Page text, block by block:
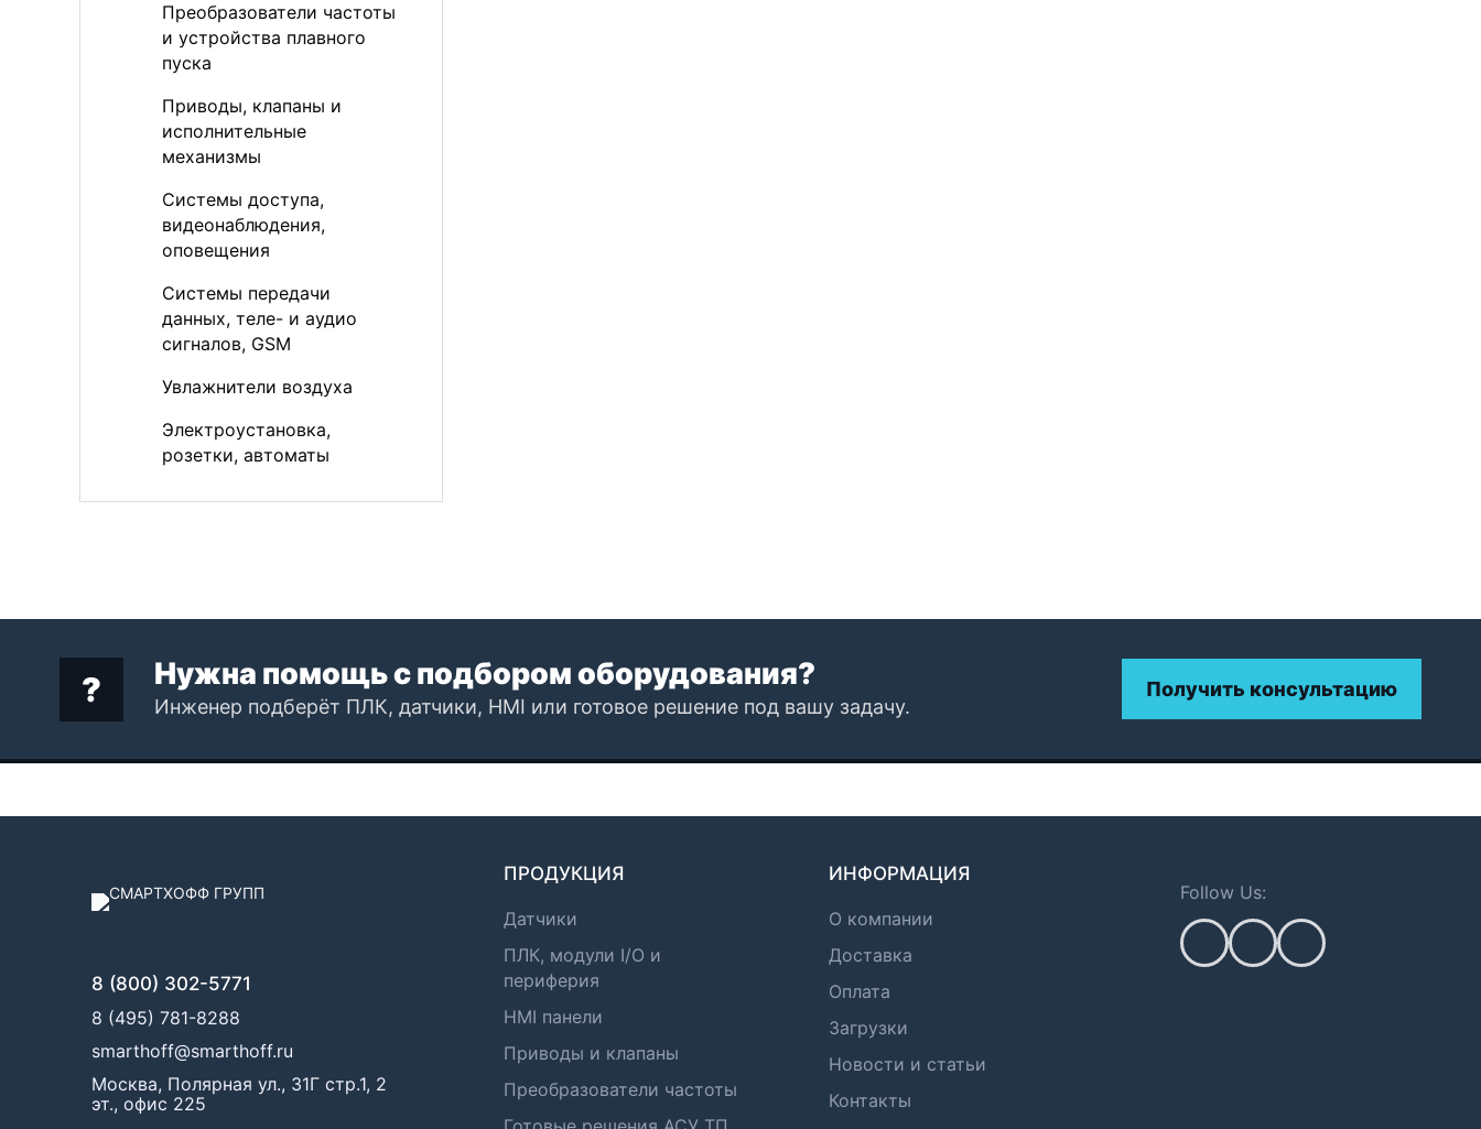
Преобразователи частоты
и устройства плавного
пуска
Приводы, клапаны и
исполнительные
механизмы
Системы доступа,
видеонаблюдения,
оповещения
Системы передачи
данных, теле- и аудио
сигналов, GSM
Увлажнители воздуха
Электроустановка,
розетки, автоматы
Нужна помощь с подбором оборудования?
Инженер подберёт ПЛК, датчики, HMI или готовое решение под вашу задачу.
Получить консультацию
8 (800) 302-5771
8 (495) 781-8288
smarthoff@smarthoff.ru
Москва, Полярная ул., 31Г стр.1, 2
эт., офис 225
ПРОДУКЦИЯ
Датчики
ПЛК, модули I/O и
периферия
HMI панели
Приводы и клапаны
Преобразователи частоты
ИНФОРМАЦИЯ
О компании
Доставка
Оплата
Загрузки
Новости и статьи
Контакты
Follow Us: